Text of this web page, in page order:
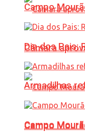
Câmara
Campo
Campo
Dia dos Pais:
Armadilhas
Campo